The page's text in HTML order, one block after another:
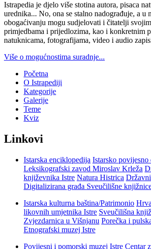
Istrapedia je djelo više stotina autora, pisaca
urednika... No, ona se stalno nadograđuje, a u
obogaćivanju mogu sudjelovati i čitatelji
primjedbama i prijedlozima, kao i konkretnim
natuknicama, fotografijama, video i audio
Više o mogućnostima suradnje...
Početna
O Istrapediji
Kategorije
Galerije
Teme
Kviz
Linkovi
Istarska enciklopedija Istarsko povijesno
Leksikografski zavod Miroslav Krleža
književnika Istre Natura Histrica
Digitalizirana građa Sveučilišne
Istarska kulturna baština/Patrimonio
likovnih umjetnika Istre Sveučilišna
Zvjezdarnica u Višnjanu Porečka i
Etnografski muzej Istre
Povijesni i pomorski muzej Istre Centar